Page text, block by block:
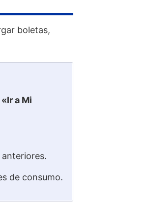
boletas,
«Ir a Mi
de consumo.